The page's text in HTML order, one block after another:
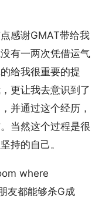
感谢GMAT带给我
有一两次凭借运气
给我很重要的提
更让我去意识到了
并通过这个经历，
当然这个过程是很
持的自己。
where
友都能够杀G成